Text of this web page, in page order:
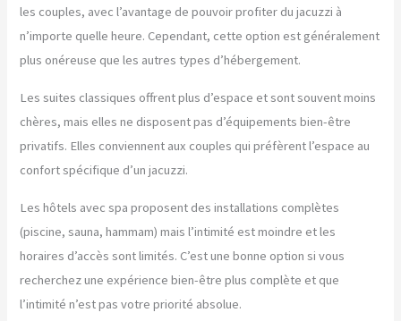
les couples, avec l’avantage de pouvoir profiter du jacuzzi à
n’importe quelle heure. Cependant, cette option est généralement
plus onéreuse que les autres types d’hébergement.
Les suites classiques offrent plus d’espace et sont souvent moins
chères, mais elles ne disposent pas d’équipements bien-être
privatifs. Elles conviennent aux couples qui préfèrent l’espace au
confort spécifique d’un jacuzzi.
Les hôtels avec spa proposent des installations complètes
(piscine, sauna, hammam) mais l’intimité est moindre et les
horaires d’accès sont limités. C’est une bonne option si vous
recherchez une expérience bien-être plus complète et que
l’intimité n’est pas votre priorité absolue.